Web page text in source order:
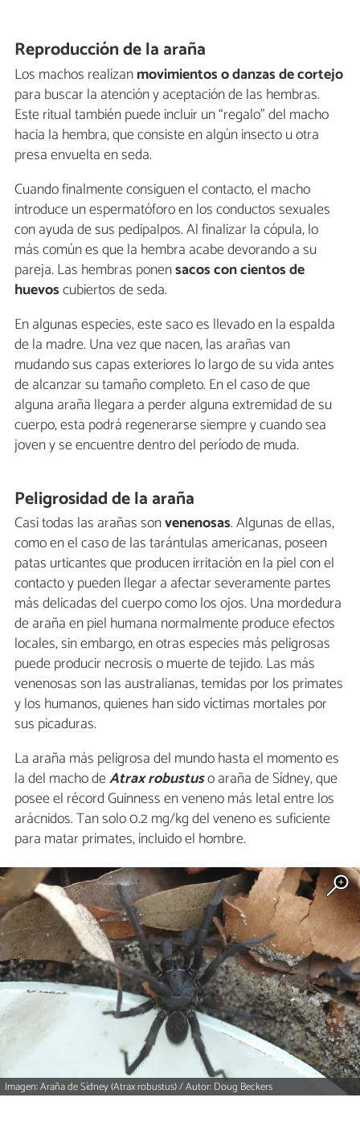
Reproducción de la araña
Los machos realizanmovimientos o danzas de cortejo
para buscar la atención y aceptación de las hembras.
Este ritual también puede incluir un “regalo” del macho
hacia la hembra, que consiste en algún insecto u otra
presa envuelta en seda.
Cuando finalmente consiguen el contacto, el macho
introduce un espermatóforo en los conductos sexuales
con ayuda de sus pedipalpos. Al finalizar la cópula, lo
más común es que la hembra acabe devorando a su
pareja. Las hembras ponensacos con cientos de
huevoscubiertos de seda.
En algunas especies, este saco es llevado en la espalda
de la madre. Una vez que nacen, las arañas van
mudando sus capas exteriores lo largo de su vida antes
de alcanzar su tamaño completo. En el caso de que
alguna araña llegara a perder alguna extremidad de su
cuerpo, esta podrá regenerarse siempre y cuando sea
joven y se encuentre dentro del período de muda.
Peligrosidad de la araña
Casi todas las arañas sonvenenosas. Algunas de ellas,
como en el caso de las tarántulas americanas, poseen
patas urticantes que producen irritación en la piel con el
contacto y pueden llegar a afectar severamente partes
más delicadas del cuerpo como los ojos. Una mordedura
de araña en piel humana normalmente produce efectos
locales, sin embargo, en otras especies más peligrosas
puede producir necrosis o muerte de tejido. Las más
venenosas son las australianas, temidas por los primates
y los humanos, quienes han sido víctimas mortales por
sus picaduras.
La araña más peligrosa del mundo hasta el momento es
la del macho deAtrax robustuso araña de Sídney, que
posee el récord Guinness en veneno más letal entre los
arácnidos. Tan solo 0.2 mg/kg del veneno es suficiente
para matar primates, incluido el hombre.
Imagen: Araña de Sídney (Atrax robustus) / Autor: Doug Beckers